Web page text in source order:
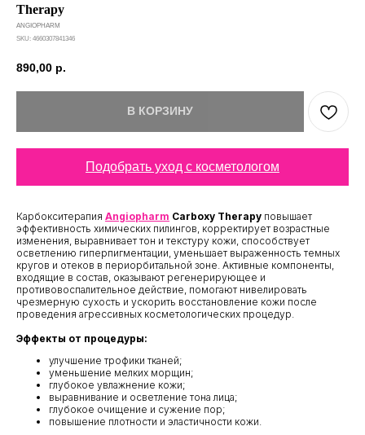
Therapy
ANGIOPHARM
SKU: 4660307841346
890,00 р.
В КОРЗИНУ
Подобрать уход с косметологом
Карбокситерапия Angiopharm Carboxy Therapy повышает
эффективность химических пилингов, корректирует возрастные
изменения, выравнивает тон и текстуру кожи, способствует
осветлению гиперпигментации, уменьшает выраженность темных
кругов и отеков в периорбитальной зоне. Активные компоненты,
входящие в состав, оказывают регенерирующее и
противовоспалительное действие, помогают нивелировать
чрезмерную сухость и ускорить восстановление кожи после
проведения агрессивных косметологических процедур.
Эффекты от процедуры:
улучшение трофики тканей;
уменьшение мелких морщин;
глубокое увлажнение кожи;
выравнивание и осветление тона лица;
глубокое очищение и сужение пор;
повышение плотности и эластичности кожи.